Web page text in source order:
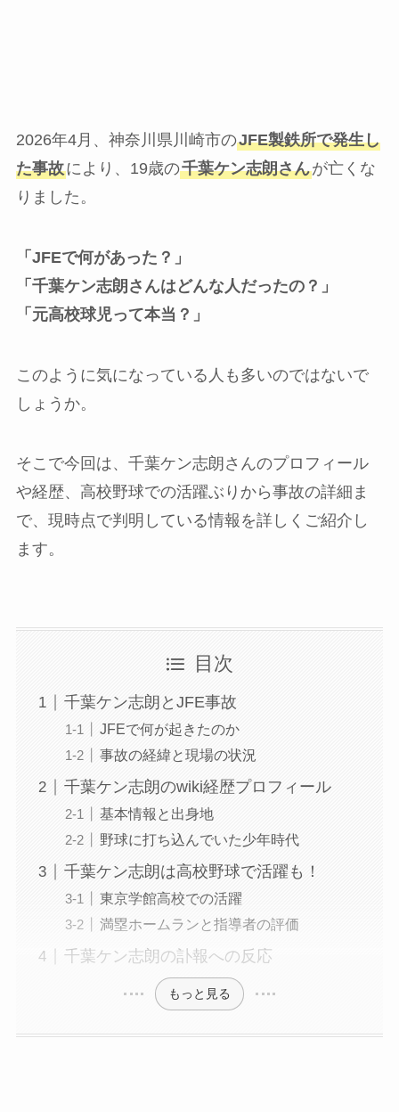
2026年4月、神奈川県川崎市のJFE製鉄所で発生し
た事故により、19歳の千葉ケン志朗さんが亡くな
りました。
「JFEで何があった？」
「千葉ケン志朗さんはどんな人だったの？」
「元高校球児って本当？」
このように気になっている人も多いのではないで
しょうか。
そこで今回は、千葉ケン志朗さんのプロフィール
や経歴、高校野球での活躍ぶりから事故の詳細ま
で、現時点で判明している情報を詳しくご紹介し
ます。
目次
千葉ケン志朗とJFE事故
JFEで何が起きたのか
事故の経緯と現場の状況
千葉ケン志朗のwiki経歴プロフィール
基本情報と出身地
野球に打ち込んでいた少年時代
千葉ケン志朗は高校野球で活躍も！
東京学館高校での活躍
満塁ホームランと指導者の評価
千葉ケン志朗の訃報への反応
もっと見る